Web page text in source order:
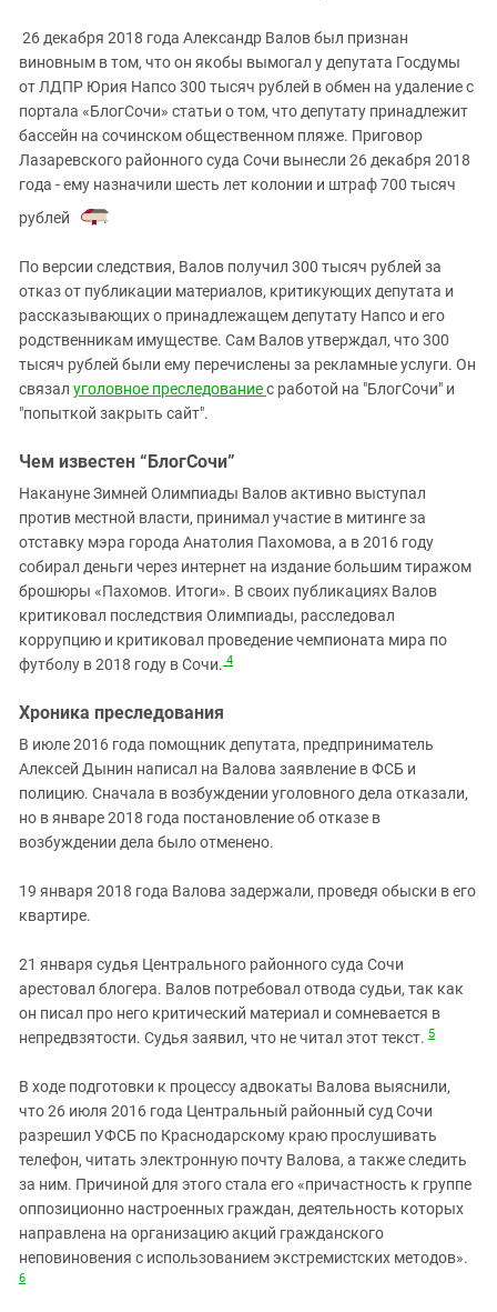
26 декабря 2018 года Александр Валов был признан
виновным в том, что он якобы вымогал у депутата Госдумы
от ЛДПР Юрия Напсо 300 тысяч рублей в обмен на удаление с
портала «БлогСочи» статьи о том, что депутату принадлежит
бассейн на сочинском общественном пляже. Приговор
Лазаревского районного суда Сочи вынесли 26 декабря 2018
года - ему назначили шесть лет колонии и штраф 700 тысяч
рублей
.
По версии следствия, Валов получил 300 тысяч рублей за
отказ от публикации материалов, критикующих депутата и
рассказывающих о принадлежащем депутату Напсо и его
родственникам имуществе. Сам Валов утверждал, что 300
тысяч рублей были ему перечислены за рекламные услуги. Он
связал уголовное преследованиес работой на "БлогСочи" и
"попыткой закрыть сайт".
Чем известен “БлогСочи”
Накануне Зимней Олимпиады Валов активно выступал
против местной власти, принимал участие в митинге за
отставку мэра города Анатолия Пахомова, а в 2016 году
собирал деньги через интернет на издание большим тиражом
брошюры «Пахомов. Итоги». В своих публикациях Валов
критиковал последствия Олимпиады, расследовал
коррупцию и критиковал проведение чемпионата мира по
футболу в 2018 году в Сочи. 4
Хроника преследования
В июле 2016 года помощник депутата, предприниматель
Алексей Дынин написал на Валова заявление в ФСБ и
полицию. Сначала в возбуждении уголовного дела отказали,
но в январе 2018 года постановление об отказе в
возбуждении дела было отменено.
19 января 2018 года Валова задержали, проведя обыски в его
квартире.
21 января судья Центрального районного суда Сочи
арестовал блогера. Валов потребовал отвода судьи, так как
он писал про него критический материал и сомневается в
непредвзятости. Судья заявил, что не читал этот текст. 5
В ходе подготовки к процессу адвокаты Валова выяснили,
что 26 июля 2016 года Центральный районный суд Сочи
разрешил УФСБ по Краснодарскому краю прослушивать
телефон, читать электронную почту Валова, а также следить
за ним. Причиной для этого стала его «причастность к группе
оппозиционно настроенных граждан, деятельность которых
направлена на организацию акций гражданского
неповиновения с использованием экстремистских методов».
6